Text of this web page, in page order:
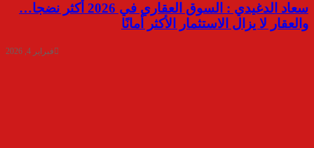
سعاد الدغيدي : السوق العقاري في 2026 أكثر نضجا…
والعقار لا يزال الاستثمار الأكثر أمانًا
فبراير 4, 2026